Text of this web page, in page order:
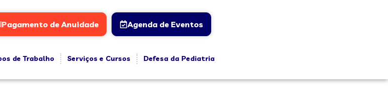
Pagamento de Anuidade Agenda de Eventos
de Trabalho Serviços e Cursos
Defesa da Pediatria